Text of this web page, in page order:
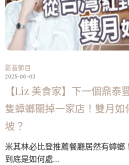
影音節目
2025-06-03
【Liz 美食家】下一個鼎泰
隻蟑螂關掉一家店！雙月
坡？
米其林必比登推薦餐廳居然有蟑螂
到底是如何處…